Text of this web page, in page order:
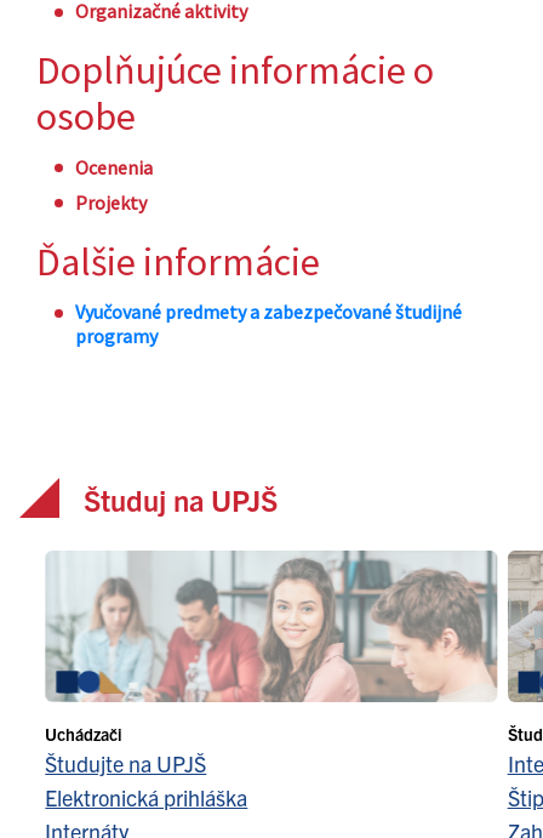
Študuj na UPJŠ
Uchádzači
Študujte na UPJŠ
Elektronická prihláška
Internáty